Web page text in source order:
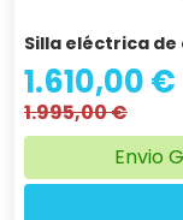
Silla eléctrica
1.610,00 €
1.995,00 €
Envio